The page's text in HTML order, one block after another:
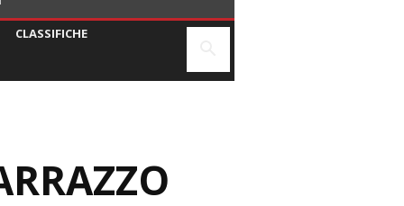
CLASSIFICHE